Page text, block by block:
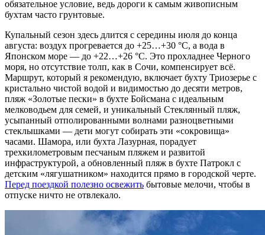
обязательное условие, ведь дороги к самым живописным
бухтам часто грунтовые.
Купальный сезон здесь длится с середины июля до конца
августа: воздух прогревается до +25…+30 °C, а вода в
Японском море — до +22…+26 °C. Это прохладнее Черного
моря, но отсутствие толп, как в Сочи, компенсирует всё.
Маршрут, который я рекомендую, включает бухту Триозерье с
кристально чистой водой и видимостью до десяти метров,
пляж «Золотые пески» в бухте Бойсмана с идеальным
мелководьем для семей, и уникальный Стеклянный пляж,
усыпанный отполированными волнами разноцветными
стеклышками — дети могут собирать эти «сокровища»
часами. Шамора, или бухта Лазурная, порадует
трехкилометровым песчаным пляжем и развитой
инфраструктурой, а обновленный пляж в бухте Патрокл с
детским «лягушатником» находится прямо в городской черте.
Перед поездкой полезно освежить бытовые мелочи, чтобы в
отпуске ничто не отвлекало.